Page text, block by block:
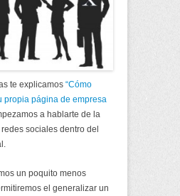
te explicamos “Cómo
propia página de empresa
a hablarte de la
sociales dentro del
un poquito menos
el generalizar un